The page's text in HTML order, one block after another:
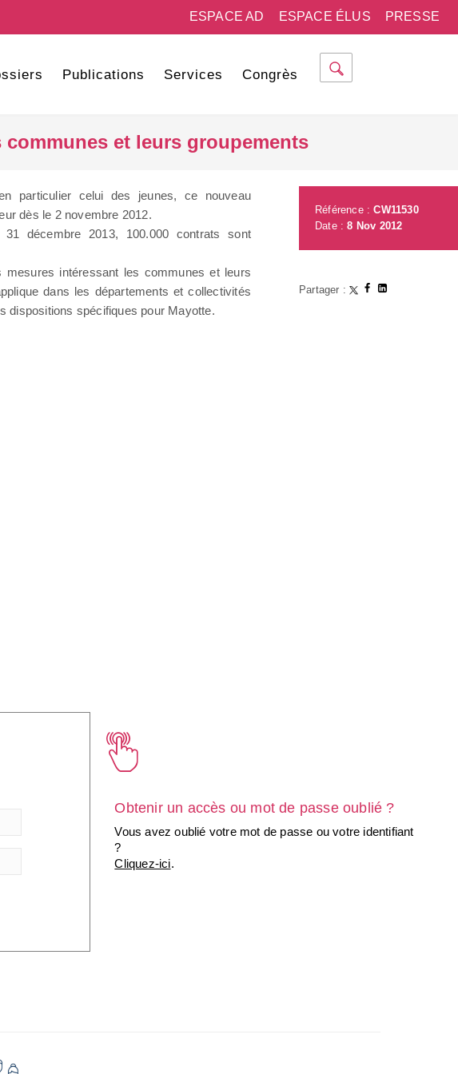
PRESSE
ESPACE ÉLUS
ESPACE AD
Publications Services Congrès
et leurs groupements
particulier celui des jeunes, ce nouveau
dès le 2 novembre 2012.
décembre 2013, 100.000 contrats sont
intéressant les communes et leurs
dans les départements et collectivités
dispositions spécifiques pour Mayotte.
Référence :CW11530
Date :8 Nov 2012
Partager :
Obtenir un accès ou mot de passe oublié ?
Vous avez oublié votre mot de passe ou votre identifiant
?
Cliquez-ici.